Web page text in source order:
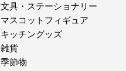
文具・ステーショナリー
マスコットフィギュア
キッチングッズ
雑貨
季節物